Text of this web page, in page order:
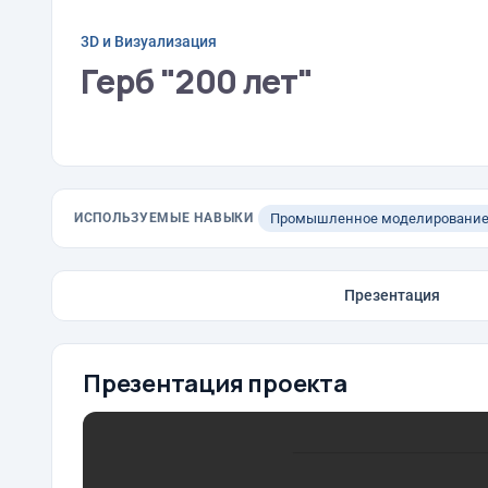
3D и Визуализация
Герб "200 лет"
ИСПОЛЬЗУЕМЫЕ НАВЫКИ Промышленное моделирование
Презентация
Презентация проекта